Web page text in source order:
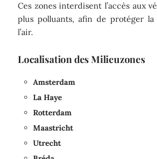
Ces zones interdisent l’accès aux
plus polluants, afin de protéger la
l’air.
Localisation des Milieuzones
Amsterdam
La Haye
Rotterdam
Maastricht
Utrecht